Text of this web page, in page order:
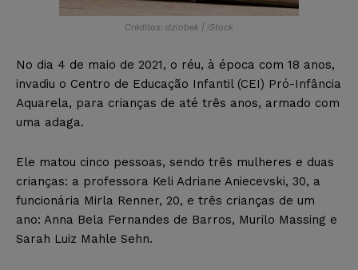
Créditos: dziobek | iStock
No dia 4 de maio de 2021, o réu, à época com 18 anos,
invadiu o Centro de Educação Infantil (CEI) Pró-Infância
Aquarela, para crianças de até três anos, armado com
uma adaga.
Ele matou cinco pessoas, sendo três mulheres e duas
crianças: a professora Keli Adriane Aniecevski, 30, a
funcionária Mirla Renner, 20, e três crianças de um
ano: Anna Bela Fernandes de Barros, Murilo Massing e
Sarah Luiz Mahle Sehn.